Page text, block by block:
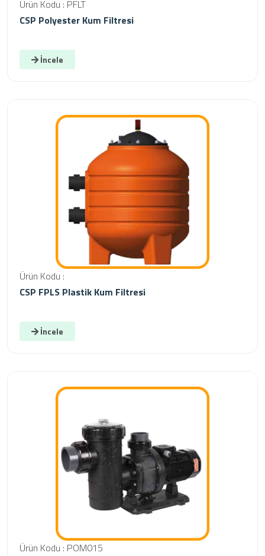
Ürün Kodu : PFLT
CSP Polyester Kum Filtresi
İncele
Ürün Kodu :
CSP FPLS Plastik Kum Filtresi
İncele
Ürün Kodu : POM015